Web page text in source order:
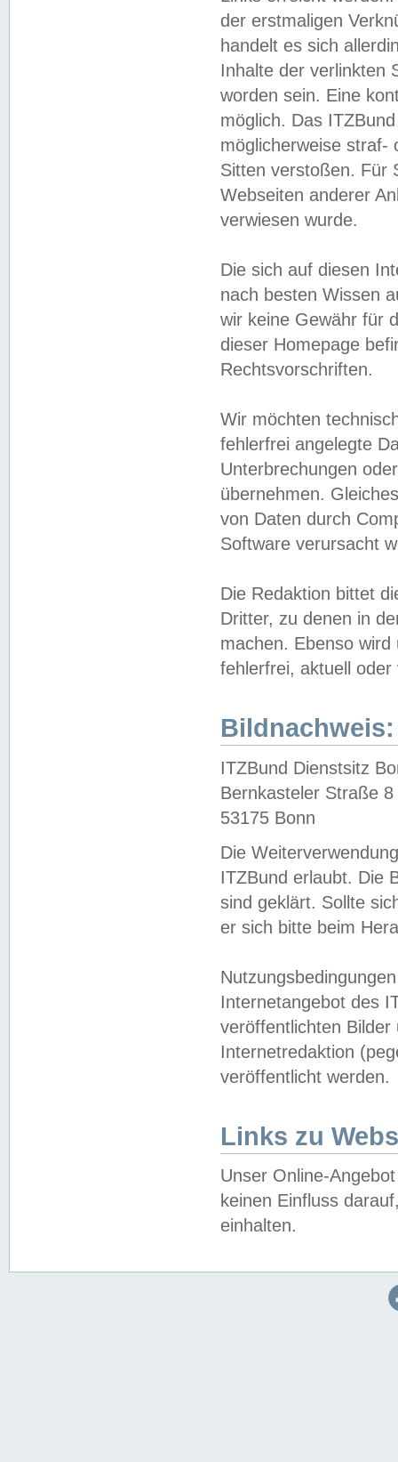
der erstmaligen
handelt es sich
Inhalte der verlinkten
worden sein. Eine
möglich. Das
möglicherweise straf-
Sitten verstoßen. Für
Webseiten anderer
verwiesen wurde.
Die sich auf diesen
nach besten Wissen
wir keine Gewähr für
dieser Homepage
Rechtsvorschriften.
Wir möchten
fehlerfrei angelegte
Unterbrechungen
übernehmen.
von Daten durch
Software verursacht
Die Redaktion bittet
Dritter, zu denen in
machen. Ebenso
fehlerfrei, aktuell oder
Bildnachweis:
ITZBund Dienstsitz
Bernkasteler Straße 8
53175 Bonn
Die
ITZBund erlaubt. Die
sind geklärt. Sollte
er sich bitte beim
Internetangebot des
veröffentlichten
Internetredaktion
veröffentlicht werden.
Links zu
Unser Online-
keinen Einfluss
einhalten.